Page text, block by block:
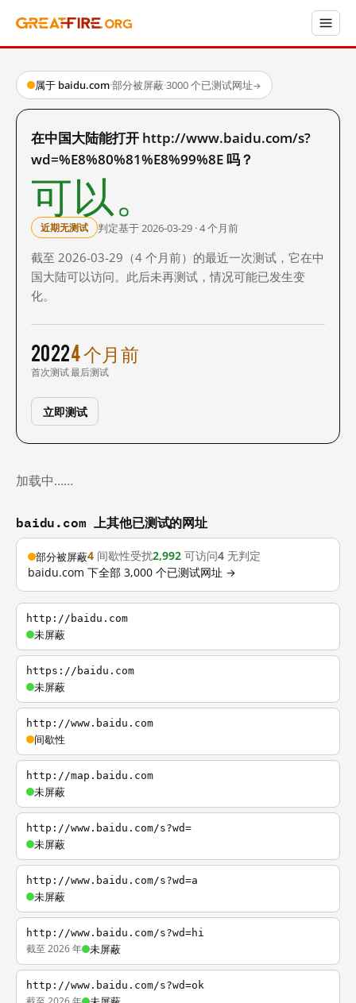
属于 baidu.com·部分被屏蔽·3000 个已测试网址→
在中国大陆能打开 http://www.baidu.com/s?
wd=%E8%80%81%E8%99%8E 吗？
可以。
近期无测试 判定基于 2026-03-29 · 4 个月前
截至 2026-03-29（4 个月前）的最近一次测试，它在中
国大陆可以访问。此后未再测试，情况可能已发生变
化。
2022
首次测试
4 个月前
最后测试
立即测试
加载中……
baidu.com 上其他已测试的网址
部分被屏蔽4 间歇性受扰2,992 可访问4 无判定
baidu.com 下全部 3,000 个已测试网址 →
http://baidu.com
未屏蔽
https://baidu.com
未屏蔽
http://www.baidu.com
间歇性
http://map.baidu.com
未屏蔽
http://www.baidu.com/s?wd=
未屏蔽
http://www.baidu.com/s?wd=a
未屏蔽
http://www.baidu.com/s?wd=hi
截至 2026 年 未屏蔽
http://www.baidu.com/s?wd=ok